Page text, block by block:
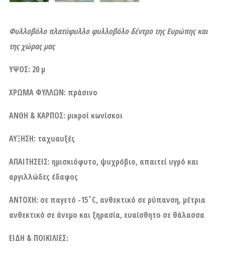
Φυλλοβόλο πλατύφυλλο φυλλοβόλο δέντρο της Ευρώπης και
της χώρας μας
ΥΨΟΣ: 20 μ
ΧΡΩΜΑ ΦΥΛΛΩΝ: πράσινο
ΑΝΘΗ & ΚΑΡΠΟΣ: μικροί κωνίσκοι
ΑΥΞΗΣΗ: ταχυαυξές
ΑΠΑΙΤΗΣΕΙΣ: ημισκιόφυτο, ψυχρόβιο, απαιτεί υγρό και
αργιλλώδες έδαφος
ΑΝΤΟΧΗ: σε παγετό -15˚C, ανθεκτικό σε ρύπανση, μέτρια
ανθεκτικό σε άνεμο και ξηρασία, ευαίσθητο σε θάλασσα
ΕΙΔΗ & ΠΟΙΚΙΛΙΕΣ: